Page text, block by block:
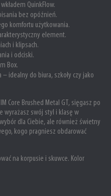
QuinkFlow.
bez opóźnień.
komfortu użytkowania.
element.
i klipsach.
i odciski.
Box.
idealny do biura, szkoły czy jako
Core Brushed Metal GT, sięgasz po
wyrażasz swój styl i klasę w
dla Ciebie, ale również świetny
kogo pragniesz obdarować
na korpusie i skuwce. Kolor